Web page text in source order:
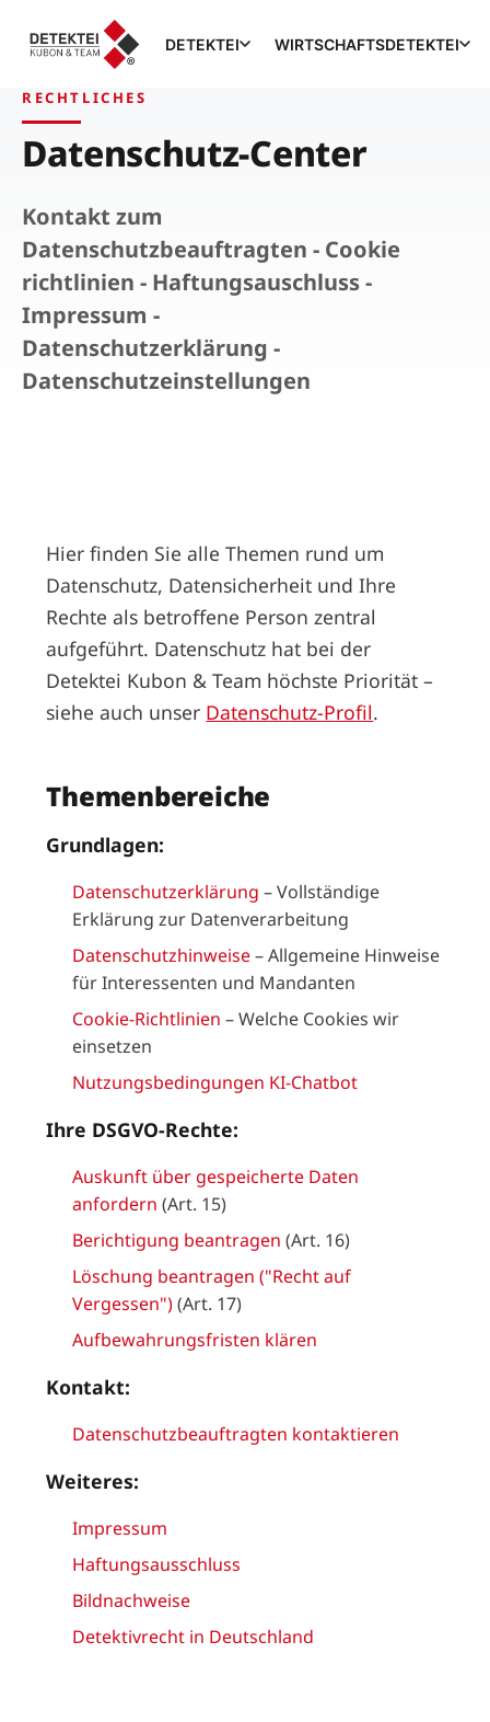
DETEKTEI WIRTSCHAFTSDETEKTEI
RECHTLICHES
Datenschutz-Center
Kontakt zum
Datenschutzbeauftragten - Cookie
richtlinien - Haftungsauschluss -
Impressum -
Datenschutzerklärung -
Datenschutzeinstellungen
Hier finden Sie alle Themen rund um
Datenschutz, Datensicherheit und Ihre
Rechte als betroffene Person zentral
aufgeführt. Datenschutz hat bei der
Detektei Kubon & Team höchste Priorität –
siehe auch unser Datenschutz-Profil.
Themenbereiche
Grundlagen:
Datenschutzerklärung – Vollständige
Erklärung zur Datenverarbeitung
Datenschutzhinweise– Allgemeine Hinweise
für Interessenten und Mandanten
Cookie-Richtlinien – Welche Cookies wir
einsetzen
Nutzungsbedingungen KI-Chatbot
Ihre DSGVO-Rechte:
Auskunft über gespeicherte Daten
anfordern (Art. 15)
Berichtigung beantragen (Art. 16)
Löschung beantragen ("Recht auf
Vergessen")(Art. 17)
Aufbewahrungsfristen klären
Kontakt:
Datenschutzbeauftragten kontaktieren
Weiteres:
Impressum
Haftungsausschluss
Bildnachweise
Detektivrecht in Deutschland